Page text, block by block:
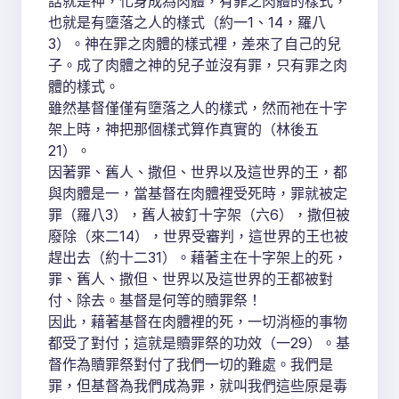
也就是有墮落之人的樣式（約一1、14，羅八
3）。神在罪之肉體的樣式裡，差來了自己的兒
子。成了肉體之神的兒子並沒有罪，只有罪之肉
體的樣式。
雖然基督僅僅有墮落之人的樣式，然而祂在十字
架上時，神把那個樣式算作真實的（林後五
21）。
因著罪、舊人、撒但、世界以及這世界的王，都
與肉體是一，當基督在肉體裡受死時，罪就被定
罪（羅八3），舊人被釘十字架（六6），撒但被
廢除（來二14），世界受審判，這世界的王也被
趕出去（約十二31）。藉著主在十字架上的死，
罪、舊人、撒但、世界以及這世界的王都被對
付、除去。基督是何等的贖罪祭！
因此，藉著基督在肉體裡的死，一切消極的事物
都受了對付；這就是贖罪祭的功效（一29）。基
督作為贖罪祭對付了我們一切的難處。我們是
罪，但基督為我們成為罪，就叫我們這些原是毒